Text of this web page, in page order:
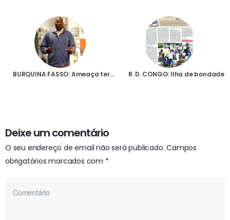
BURQUINA FASSO: Ameaça terrorista leva Igreja a transferir seminário existente em Pama para o vizinho Togo R. D. CONGO: Ilha de bondade
Deixe um comentário
O seu endereço de email não será publicado. Campos
obrigatórios marcados com *